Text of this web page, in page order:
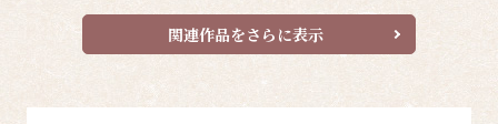
関連作品をさらに表示